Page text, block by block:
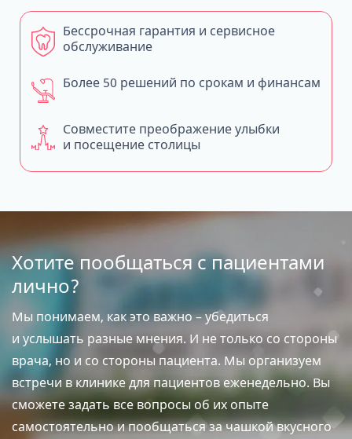
Совместите преображение улыбки
и посещение столицы
Бессрочная гарантия и сервисное
обслуживание
Более 50 решений по срокам и финансам
Хотите пообщаться с пациентами
лично?
Мы понимаем, как это важно – убедиться
и услышать разные мнения. И не только со стороны
врача, но и со стороны пациента. Мы организуем
встречи в клинике для пациентов еженедельно. Вы
сможете задать все вопросы об их опыте
самостоятельно и пообщаться за чашкой вкусного